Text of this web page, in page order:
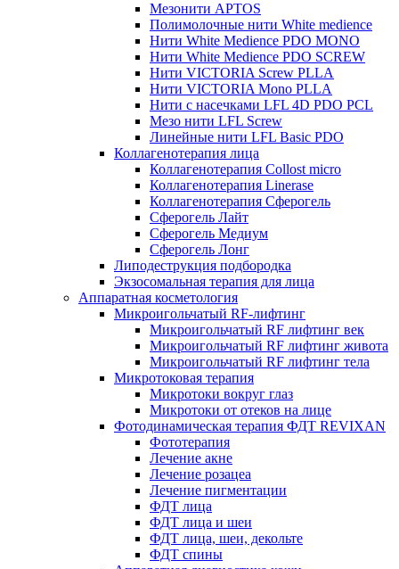
Мезонити APTOS
Полимолочные нити White medience
Нити White Medience PDO MONO
Нити White Medience PDO SCREW
Нити VICTORIA Screw PLLA
Нити VICTORIA Mono PLLA
Нити с насечками LFL 4D PDO PCL
Мезо нити LFL Screw
Линейные нити LFL Basic PDO
Коллагенотерапия лица
Коллагенотерапия Collost micro
Коллагенотерапия Linerase
Коллагенотерапия Сферогель
Сферогель Лайт
Сферогель Медиум
Сферогель Лонг
Липодеструкция подбородка
Экзосомальная терапия для лица
Аппаратная косметология
Микроигольчатый RF-лифтинг
Микроигольчатый RF лифтинг век
Микроигольчатый RF лифтинг живота
Микроигольчатый RF лифтинг тела
Микротоковая терапия
Микротоки вокруг глаз
Микротоки от отеков на лице
Фотодинамическая терапия ФДТ REVIXAN
Фототерапия
Лечение акне
Лечение розацеа
Лечение пигментации
ФДТ лица
ФДТ лица и шеи
ФДТ лица, шеи, декольте
ФДТ спины